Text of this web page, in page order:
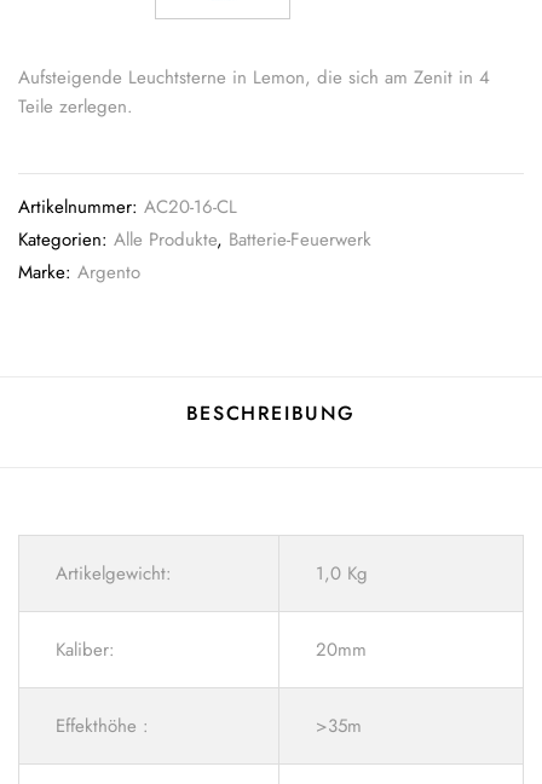
Aufsteigende Leuchtsterne in Lemon, die sich am Zenit in 4
Teile zerlegen.
Artikelnummer: AC20-16-CL
Kategorien: Alle Produkte, Batterie-Feuerwerk
Marke: Argento
BESCHREIBUNG
Artikelgewicht: 1,0 Kg
Kaliber: 20mm
Effekthöhe : >35m